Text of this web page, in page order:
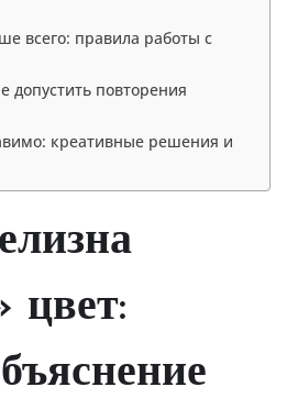
всего: правила работы с
допустить повторения
креативные решения и
цвет: